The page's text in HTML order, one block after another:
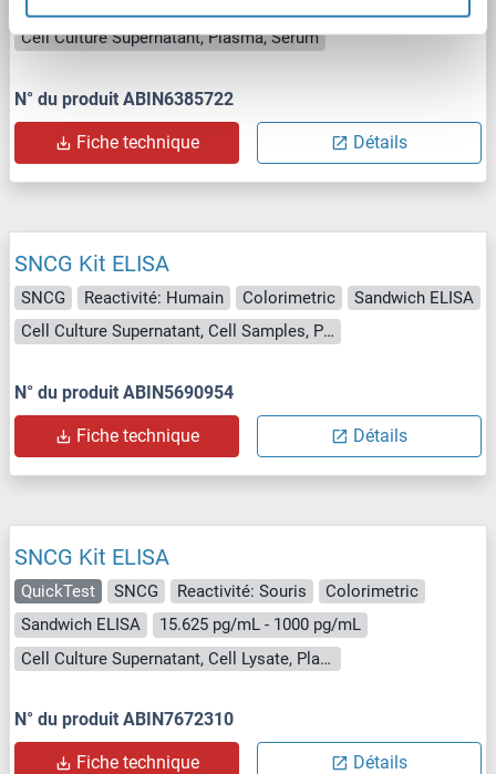
Cell Culture Supernatant, Plasma, Serum
N° du produit ABIN6385722
Fiche technique Détails
SNCG Kit ELISA
SNCG Reactivité: Humain Colorimetric
Sandwich ELISA
Cell Culture Supernatant, Cell Samples, Plasma, Serum, Tissue Lysate
N° du produit ABIN5690954
Fiche technique Détails
SNCG Kit ELISA
QuickTest SNCG Reactivité: Souris
Colorimetric
Sandwich ELISA
15.625 pg/mL - 1000 pg/mL
Cell Culture Supernatant, Cell Lysate, Plasma, Serum, Tissue Lysate
N° du produit ABIN7672310
Fiche technique Détails